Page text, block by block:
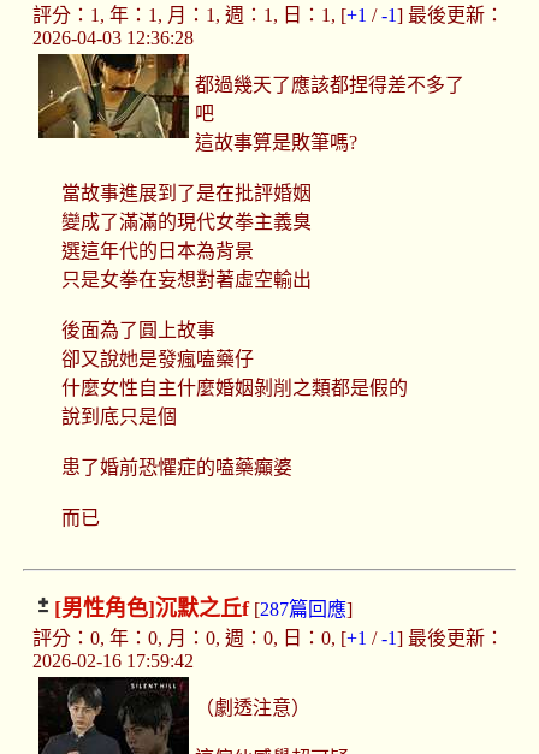
評分：1, 年：1, 月：1, 週：1, 日：1, [+1 /-1] 最後更新：
2026-04-03 12:36:28
都過幾天了應該都捏得差不多了
吧
這故事算是敗筆嗎?
當故事進展到了是在批評婚姻
變成了滿滿的現代女拳主義臭
選這年代的日本為背景
只是女拳在妄想對著虛空輸出
後面為了圓上故事
卻又說她是發瘋嗑藥仔
什麼女性自主什麼婚姻剝削之類都是假的
說到底只是個
患了婚前恐懼症的嗑藥癲婆
而已
[男性角色]沉默之丘f[287篇回應]
評分：0, 年：0, 月：0, 週：0, 日：0, [+1 /-1] 最後更新：
2026-02-16 17:59:42
（劇透注意）